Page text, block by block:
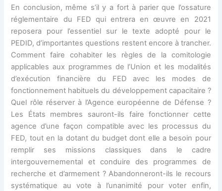
En conclusion, même s’il y a fort à parier que l’ossature
réglementaire du FED qui entrera en œuvre en 2021
reposera pour l’essentiel sur le texte adopté pour le
PEDID, d’importantes questions restent encore à trancher.
Comment faire cohabiter les règles de la comitologie
applicables aux programmes de l’Union et les modalités
d’exécution financière du FED avec les modes de
fonctionnement habituels du développement capacitaire ?
Quel rôle réserver à l’Agence européenne de Défense ?
Les États membres sauront-ils faire fonctionner cette
agence d’une façon compatible avec les processus du
FED, tout en la dotant du budget dont elle a besoin pour
remplir ses missions classiques dans le cadre
intergouvernemental et conduire des programmes de
recherche et d’armement ? Abandonneront-ils le recours
systématique au vote à l’unanimité pour voter enfin,